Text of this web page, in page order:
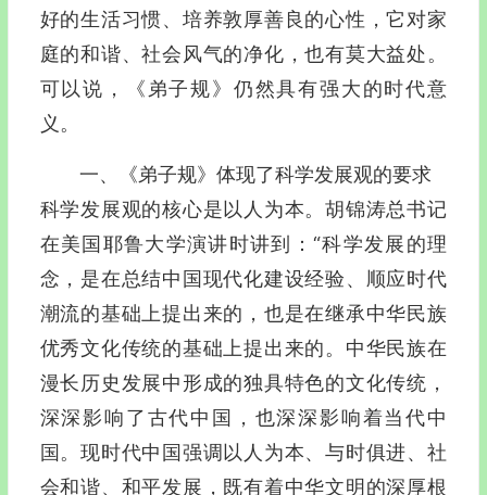
好的生活习惯、培养敦厚善良的心性，它对家
庭的和谐、社会风气的净化，也有莫大益处。
可以说，《弟子规》仍然具有强大的时代意
义。
一、《弟子规》体现了科学发展观的要求
科学发展观的核心是以人为本。胡锦涛总书记
在美国耶鲁大学演讲时讲到：“科学发展的理
念，是在总结中国现代化建设经验、顺应时代
潮流的基础上提出来的，也是在继承中华民族
优秀文化传统的基础上提出来的。中华民族在
漫长历史发展中形成的独具特色的文化传统，
深深影响了古代中国，也深深影响着当代中
国。现时代中国强调以人为本、与时俱进、社
会和谐、和平发展，既有着中华文明的深厚根